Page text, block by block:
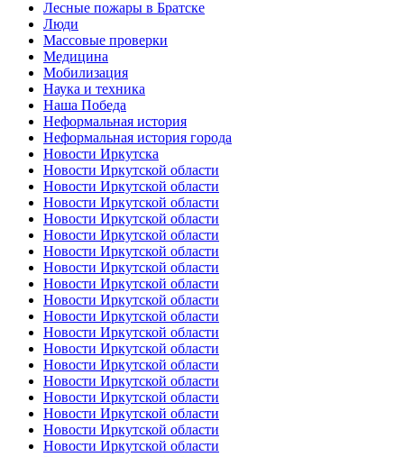
Лесные пожары в Братске
Люди
Массовые проверки
Медицина
Мобилизация
Наука и техника
Наша Победа
Неформальная история
Неформальная история города
Новости Иркутска
Новости Иркутской области
Новости Иркутской области
Новости Иркутской области
Новости Иркутской области
Новости Иркутской области
Новости Иркутской области
Новости Иркутской области
Новости Иркутской области
Новости Иркутской области
Новости Иркутской области
Новости Иркутской области
Новости Иркутской области
Новости Иркутской области
Новости Иркутской области
Новости Иркутской области
Новости Иркутской области
Новости Иркутской области
Новости Иркутской области